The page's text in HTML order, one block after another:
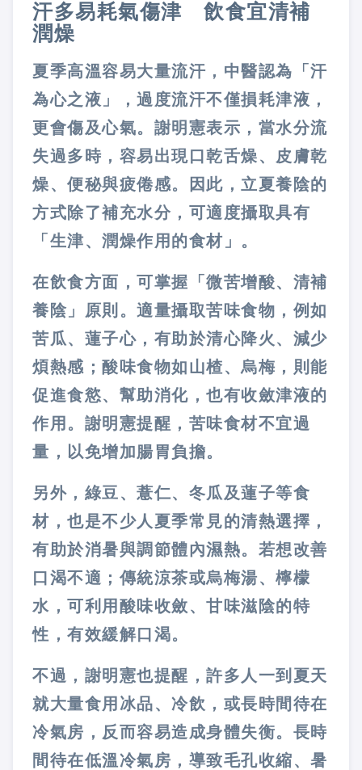
汗多易耗氣傷津 飲食宜清補
潤燥
夏季高溫容易大量流汗，中醫認為「汗
為心之液」，過度流汗不僅損耗津液，
更會傷及心氣。謝明憲表示，當水分流
失過多時，容易出現口乾舌燥、皮膚乾
燥、便秘與疲倦感。因此，立夏養陰的
方式除了補充水分，可適度攝取具有
「生津、潤燥作用的食材」。
在飲食方面，可掌握「微苦增酸、清補
養陰」原則。適量攝取苦味食物 ，例如
苦瓜、蓮子心，有助於清心降火、減少
煩熱感； 酸味食物如山楂、烏梅，則能
促進食慾、幫助消化，也有收斂津液的
作用。謝明憲提醒，苦味食材不宜過
量，以免增加腸胃負擔。
另外，綠豆、薏仁、冬瓜及蓮子等食
材，也是不少人夏季常見的清熱選擇，
有助於消暑與調節體內濕熱。若想改善
口渴不適；傳統涼茶或烏梅湯、檸檬
水，可利用酸味收斂、甘味滋陰的特
性，有效緩解口渴。
不過，謝明憲也提醒，許多人一到夏天
就大量食用冰品、冷飲，或長時間待在
冷氣房，反而容易造成身體失衡。長時
間待在低溫冷氣房，導致毛孔收縮、暑